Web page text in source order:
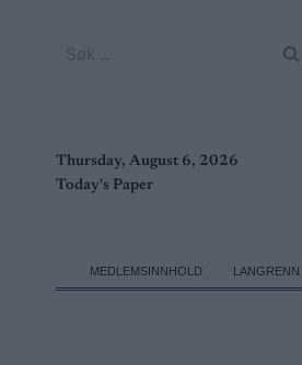
Thursday, August 6, 2026
Today's Paper
MEDLEMSINNHOLD